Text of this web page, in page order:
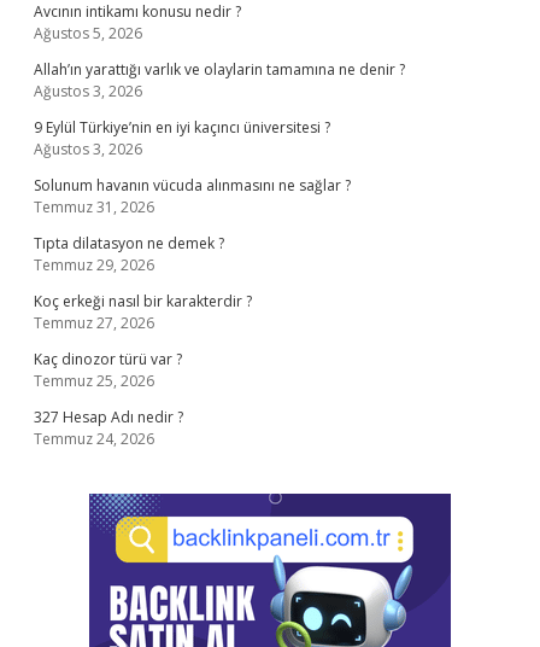
Avcının intikamı konusu nedir ?
Ağustos 5, 2026
Allah’ın yarattığı varlık ve olaylarin tamamına ne denir ?
Ağustos 3, 2026
9 Eylül Türkiye’nin en iyi kaçıncı üniversitesi ?
Ağustos 3, 2026
Solunum havanın vücuda alınmasını ne sağlar ?
Temmuz 31, 2026
Tıpta dilatasyon ne demek ?
Temmuz 29, 2026
Koç erkeği nasıl bir karakterdir ?
Temmuz 27, 2026
Kaç dinozor türü var ?
Temmuz 25, 2026
327 Hesap Adı nedir ?
Temmuz 24, 2026